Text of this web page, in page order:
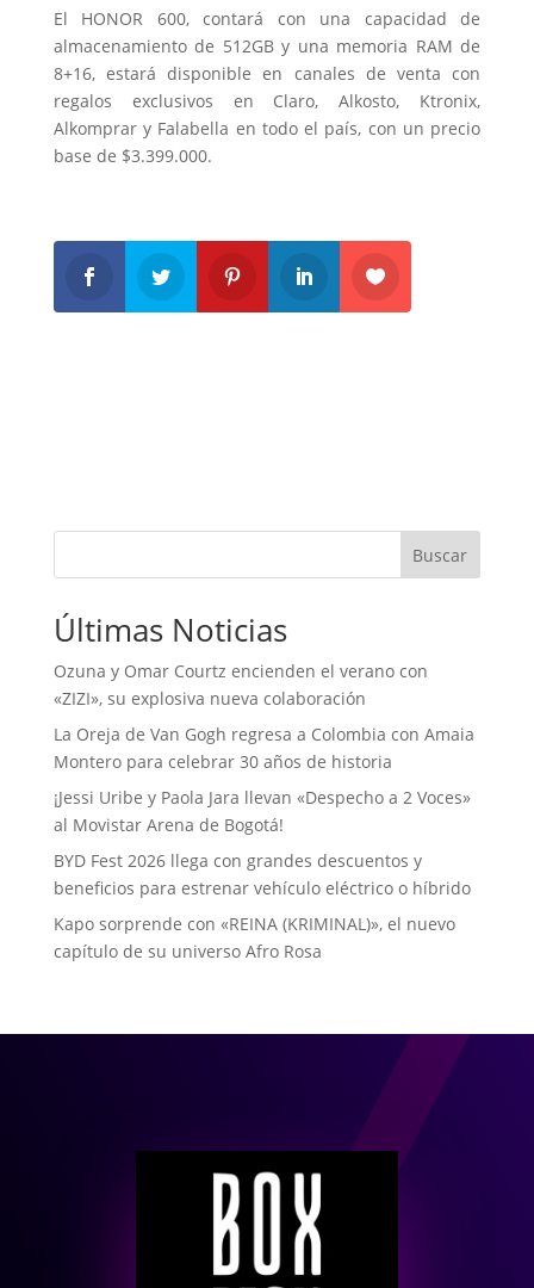
El HONOR 600, contará con una capacidad de
almacenamiento de 512GB y una memoria RAM de
8+16, estará disponible en canales de venta con
regalos exclusivos en Claro, Alkosto, Ktronix,
Alkomprar y Falabella en todo el país, con un precio
base de $3.399.000.
Buscar
Últimas Noticias
Ozuna y Omar Courtz encienden el verano con
«ZIZI», su explosiva nueva colaboración
La Oreja de Van Gogh regresa a Colombia con Amaia
Montero para celebrar 30 años de historia
¡Jessi Uribe y Paola Jara llevan «Despecho a 2 Voces»
al Movistar Arena de Bogotá!
BYD Fest 2026 llega con grandes descuentos y
beneficios para estrenar vehículo eléctrico o híbrido
Kapo sorprende con «REINA (KRIMINAL)», el nuevo
capítulo de su universo Afro Rosa